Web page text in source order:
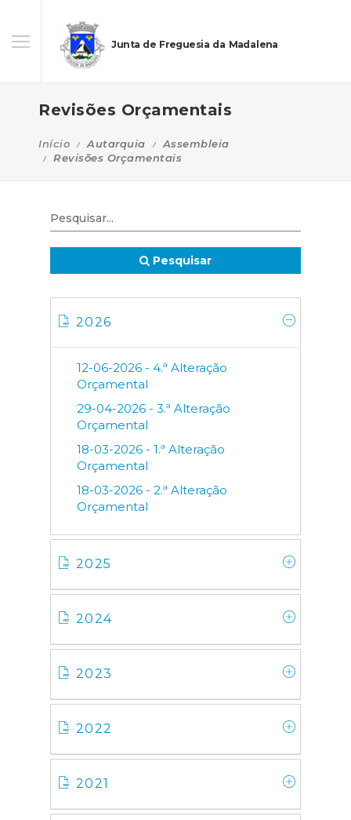
Junta de Freguesia da Madalena
Revisões Orçamentais
Início Autarquia
Assembleia
Revisões Orçamentais
Pesquisar
2026
12-06-2026 - 4.ª Alteração
Orçamental
29-04-2026 - 3.ª Alteração
Orçamental
18-03-2026 - 1.ª Alteração
Orçamental
18-03-2026 - 2.ª Alteração
Orçamental
2025
2024
2023
2022
2021